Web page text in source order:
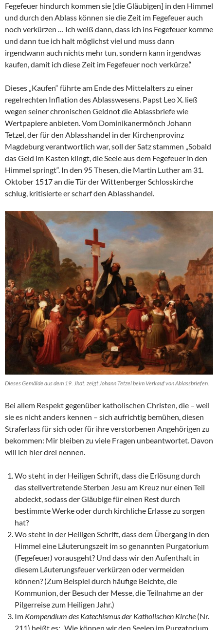
Fegefeuer hindurch kommen sie [die Gläubigen] in den Himmel
und durch den Ablass können sie die Zeit im Fegefeuer auch
noch verkürzen … Ich weiß dann, dass ich ins Fegefeuer komme
und dann tue ich halt möglichst viel und muss dann
irgendwann auch nichts mehr tun, sondern kann irgendwas
kaufen, damit ich diese Zeit im Fegefeuer noch verkürze.“
Dieses „Kaufen“ führte am Ende des Mittelalters zu einer
regelrechten Inflation des Ablasswesens. Papst Leo X. ließ
wegen seiner chronischen Geldnot die Ablassbriefe wie
Wertpapiere anbieten. Vom Dominikanermönch Johann
Tetzel, der für den Ablasshandel in der Kirchenprovinz
Magdeburg verantwortlich war, soll der Satz stammen „Sobald
das Geld im Kasten klingt, die Seele aus dem Fegefeuer in den
Himmel springt“. In den 95 Thesen, die Martin Luther am 31.
Oktober 1517 an die Tür der Wittenberger Schlosskirche
schlug, kritisierte er scharf den Ablasshandel.
Dieses Gemälde aus dem 19. Jhdt. zeigt Johann Tetzel beim Verkauf von Ablassbriefen.
Bei allem Respekt gegenüber katholischen Christen, die – weil
sie es nicht anders kennen – sich aufrichtig bemühen, diesen
Straferlass für sich oder für ihre verstorbenen Angehörigen zu
bekommen: Mir bleiben zu viele Fragen unbeantwortet. Davon
will ich hier drei nennen.
Wo steht in der Heiligen Schrift, dass die Erlösung durch
das stellvertretende Sterben Jesu am Kreuz nur einen Teil
abdeckt, sodass der Gläubige für einen Rest durch
bestimmte Werke oder durch kirchliche Erlasse zu sorgen
hat?
Wo steht in der Heiligen Schrift, dass dem Übergang in den
Himmel eine Läuterungszeit im so genannten Purgatorium
(Fegefeuer) vorausgeht? Und dass wir den Aufenthalt in
diesem Läuterungsfeuer verkürzen oder vermeiden
können? (Zum Beispiel durch häufige Beichte, die
Kommunion, der Besuch der Messe, die Teilnahme an der
Pilgerreise zum Heiligen Jahr.)
Im Kompendium des Katechismus der Katholischen Kirche (Nr.
211) heißt es: „Wie können wir den Seelen im Purgatorium